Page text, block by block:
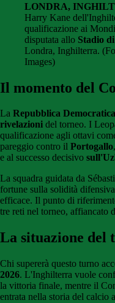
LONDRA,
Harry Kane
qualificazione ai
disputata allo Stadio
Londra, Inghilterra.
Images)
Il momento del
La Repubblica
rivelazioni del torneo. I
qualificazione agli ottavi
pareggio contro il Portogallo
e al successo decisivo
La squadra guidata da
fortune sulla solidità
efficace. Il punto di
tre reti nel torneo, affiancato
La situazione del
Chi supererà questo turno
2026. L'Inghilterra vuole
la vittoria finale, mentre il
entrata nella storia del calcio